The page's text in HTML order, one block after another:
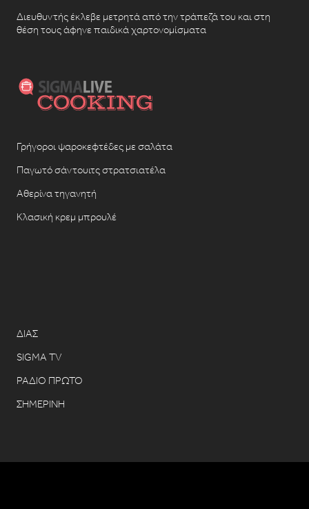
Διευθυντής έκλεβε μετρητά από την τράπεζά του και στη
θέση τους άφηνε παιδικά χαρτονομίσματα
Γρήγοροι ψαροκεφτέδες με σαλάτα
Παγωτό σάντουιτς στρατσιατέλα
Αθερίνα τηγανητή
Κλασική κρεμ μπρουλέ
ΔΙΑΣ
SIGMA TV
ΡΑΔΙΟ ΠΡΩΤΟ
ΣΗΜΕΡΙΝΗ